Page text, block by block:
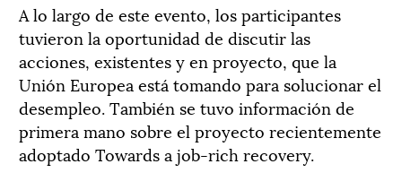
A lo largo de este evento, los participantes
tuvieron la oportunidad de discutir las
acciones, existentes y en proyecto, que la
Unión Europea está tomando para solucionar el
desempleo. También se tuvo información de
primera mano sobre el proyecto recientemente
adoptado Towards a job-rich recovery.